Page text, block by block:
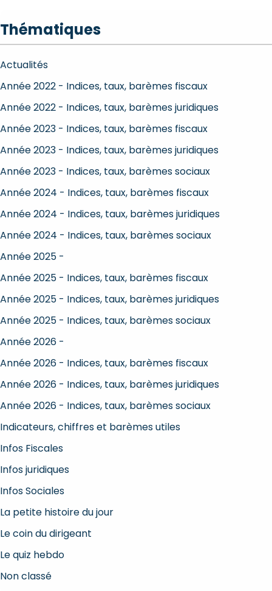
Thématiques
Actualités
Année 2022 - Indices, taux, barèmes fiscaux
Année 2022 - Indices, taux, barèmes juridiques
Année 2023 - Indices, taux, barèmes fiscaux
Année 2023 - Indices, taux, barèmes juridiques
Année 2023 - Indices, taux, barèmes sociaux
Année 2024 - Indices, taux, barèmes fiscaux
Année 2024 - Indices, taux, barèmes juridiques
Année 2024 - Indices, taux, barèmes sociaux
Année 2025 -
Année 2025 - Indices, taux, barèmes fiscaux
Année 2025 - Indices, taux, barèmes juridiques
Année 2025 - Indices, taux, barèmes sociaux
Année 2026 -
Année 2026 - Indices, taux, barèmes fiscaux
Année 2026 - Indices, taux, barèmes juridiques
Année 2026 - Indices, taux, barèmes sociaux
Indicateurs, chiffres et barèmes utiles
Infos Fiscales
Infos juridiques
Infos Sociales
La petite histoire du jour
Le coin du dirigeant
Le quiz hebdo
Non classé